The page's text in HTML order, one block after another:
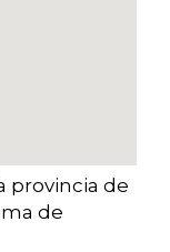
provincia de
de